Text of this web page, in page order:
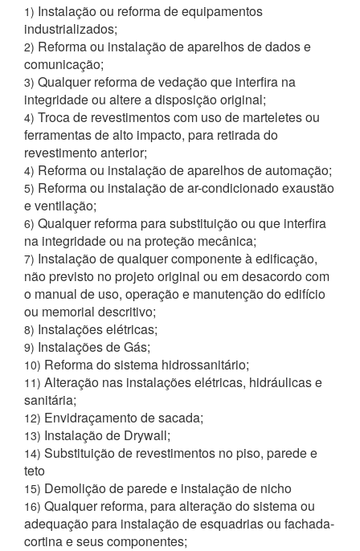
1) Instalação ou reforma de equipamentos
industrializados;
2) Reforma ou instalação de aparelhos de dados e
comunicação;
3) Qualquer reforma de vedação que interfira na
integridade ou altere a disposição original;
4) Troca de revestimentos com uso de marteletes ou
ferramentas de alto impacto, para retirada do
revestimento anterior;
4) Reforma ou instalação de aparelhos de automação;
5) Reforma ou instalação de ar-condicionado exaustão
e ventilação;
6) Qualquer reforma para substituição ou que interfira
na integridade ou na proteção mecânica;
7) Instalação de qualquer componente à edificação,
não previsto no projeto original ou em desacordo com
o manual de uso, operação e manutenção do edifício
ou memorial descritivo;
8) Instalações elétricas;
9) Instalações de Gás;
10) Reforma do sistema hidrossanitário;
11) Alteração nas instalações elétricas, hidráulicas e
sanitária;
12) Envidraçamento de sacada;
13) Instalação de Drywall;
14) Substituição de revestimentos no piso, parede e
teto
15) Demolição de parede e instalação de nicho
16) Qualquer reforma, para alteração do sistema ou
adequação para instalação de esquadrias ou fachada-
cortina e seus componentes;